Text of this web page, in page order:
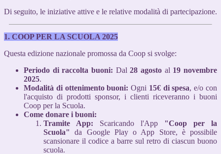
Di seguito, le iniziative attive e le relative modalità di partecipazione.
1. COOP PER LA SCUOLA 2025
Questa edizione nazionale promossa da Coop si svolge:
Periodo di raccolta buoni: Dal28 agosto al 19 novembre
2025.
Modalità di ottenimento buoni: Ogni 15€ di spesa, e/o con
l'acquisto di prodotti sponsor, i clienti riceveranno i buoni
Coop per la Scuola.
Come donare i buoni:
Tramite App: Scaricando l'App "Coop per la
Scuola"
da Google Play o App Store, è possibile
scansionare il codice a barre sul retro di ciascun buono
scuola.